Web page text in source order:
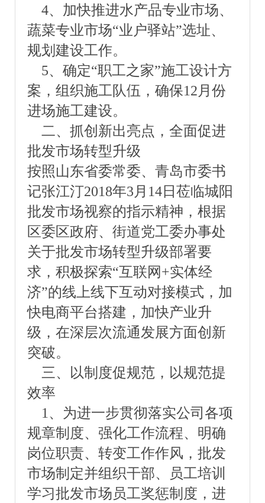
4、加快推进水产品专业市场、
蔬菜专业市场“业户驿站”选址、
规划建设工作。
5、确定“职工之家”施工设计方
案，组织施工队伍，确保12月份
进场施工建设。
二、抓创新出亮点，全面促进
批发市场转型升级
按照山东省委常委、青岛市委书
记张江汀2018年3月14日莅临城阳
批发市场视察的指示精神，根据
区委区政府、街道党工委办事处
关于批发市场转型升级部署要
求，积极探索“互联网+实体经
济”的线上线下互动对接模式，加
快电商平台搭建，加快产业升
级，在深层次流通发展方面创新
突破。
三、以制度促规范，以规范提
效率
1、为进一步贯彻落实公司各项
规章制度、强化工作流程、明确
岗位职责、转变工作作风，批发
市场制定并组织干部、员工培训
学习批发市场员工奖惩制度，进